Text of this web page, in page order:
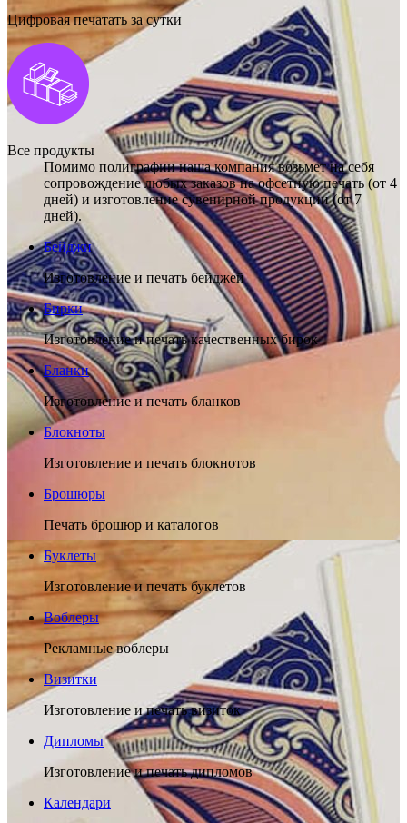
Цифровая печатать за сутки
Все продукты
Помимо полиграфии наша компания возьмет на себя
сопровождение любых заказов на офсетную печать (от 4
дней) и изготовление сувенирной продукции (от 7
дней).
Бейджи
Изготовление и печать бейджей
Бирки
Изготовление и печать качественных бирок
Бланки
Изготовление и печать бланков
Блокноты
Изготовление и печать блокнотов
Брошюры
Печать брошюр и каталогов
Буклеты
Изготовление и печать буклетов
Воблеры
Рекламные воблеры
Визитки
Изготовление и печать визиток
Дипломы
Изготовление и печать дипломов
Календари